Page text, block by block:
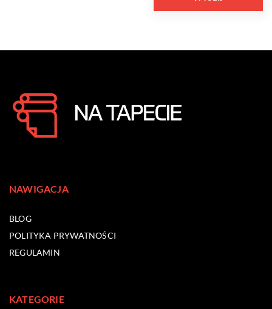
NAWIGACJA
BLOG
POLITYKA PRYWATNOŚCI
REGULAMIN
KATEGORIE